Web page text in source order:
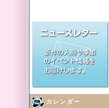
カレンダー